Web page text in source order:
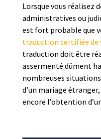
Lorsque vous réalisez
administratives ou
est fort probable que
traduction certifiée de
traduction doit être
assermenté dûment
nombreuses
d’un mariage
encore l’obtention